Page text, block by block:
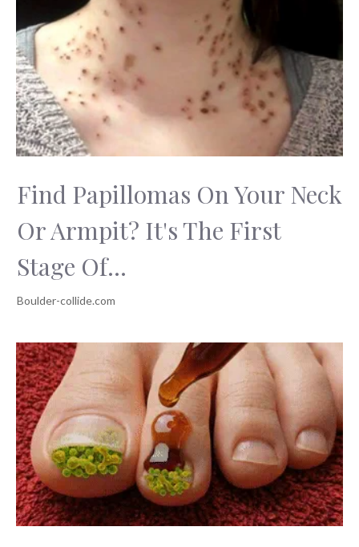
Find Papillomas On Your Neck
Or Armpit? It's The First
Stage Of...